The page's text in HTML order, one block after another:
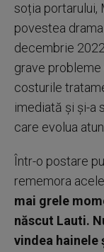
soția portarului,
povestea
decembrie
grave
costurile
imediată și și-a
care evolua
Într-o postare
rememora
mai grele
născut Lauti.
vindea hainele